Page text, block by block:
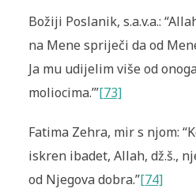
Božiji Poslanik, s.a.v.a.:
na Mene spriječi da od
Ja mu udijelim više od
moliocima.’”[73]
Fatima Zehra, mir s njom:
iskren ibadet, Allah, dž.š.,
od Njegova dobra.”[74]